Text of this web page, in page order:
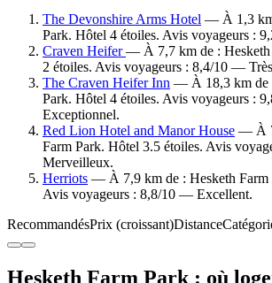
The Devonshire Arms Hotel — À 1,3
Park. Hôtel 4 étoiles. Avis voyageurs :
Craven Heifer— À 7,7 km de : Hesketh
2 étoiles. Avis voyageurs : 8,4/10 —
The Craven Heifer Inn — À 18,3 km de
Park. Hôtel 4 étoiles. Avis voyageurs :
Exceptionnel.
Red Lion Hotel and Manor House — À
Farm Park. Hôtel 3.5 étoiles. Avis
Merveilleux.
Herriots — À 7,9 km de : Hesketh Farm
Avis voyageurs : 8,8/10 — Excellent.
RecommandésPrix (croissant)Distance
Hesketh Farm Park : où